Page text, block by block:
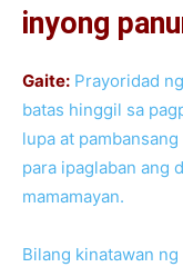
inyong
Gaite: Prayoridad
batas hinggil sa
lupa at
para ipaglaban ang
mamamayan.
Bilang kinatawan